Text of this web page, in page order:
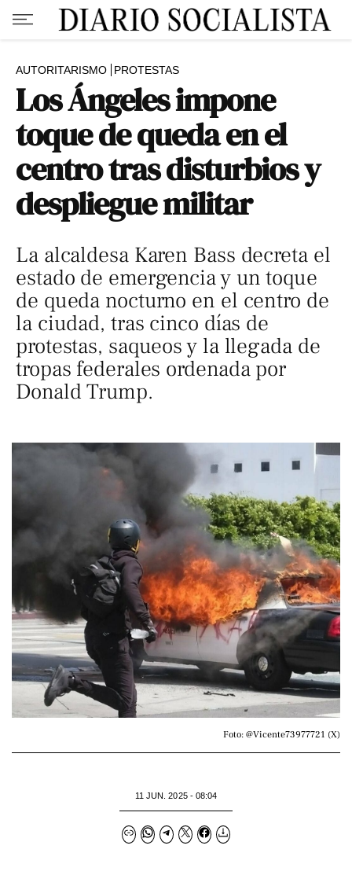
AUTORITARISMO PROTESTAS
Los Ángeles impone
toque de queda en el
centro tras disturbios y
despliegue militar
La alcaldesa Karen Bass decreta el
estado de emergencia y un toque
de queda nocturno en el centro de
la ciudad, tras cinco días de
protestas, saqueos y la llegada de
tropas federales ordenada por
Donald Trump.
Foto: @Vicente73977721 (X)
11 JUN. 2025 - 08:04